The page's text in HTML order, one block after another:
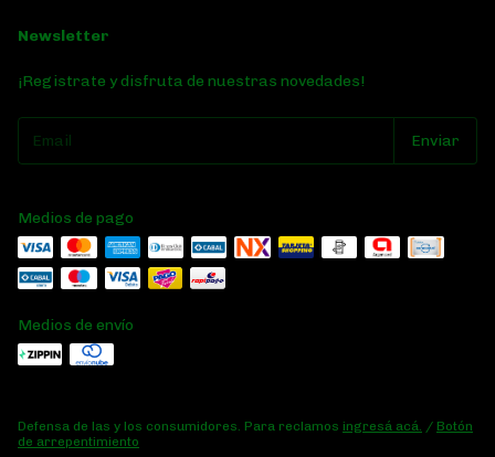
Newsletter
¡Registrate y disfruta de nuestras novedades!
Medios de pago
Medios de envío
Defensa de las y los consumidores. Para reclamos ingresá acá. / Botón
de arrepentimiento